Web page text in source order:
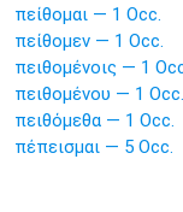
πείθομαι — 1 Occ.
πείθομεν — 1 Occ.
πειθομένοις — 1
πειθομένου — 1 Occ.
πειθόμεθα — 1 Occ.
πέπεισμαι — 5 Occ.